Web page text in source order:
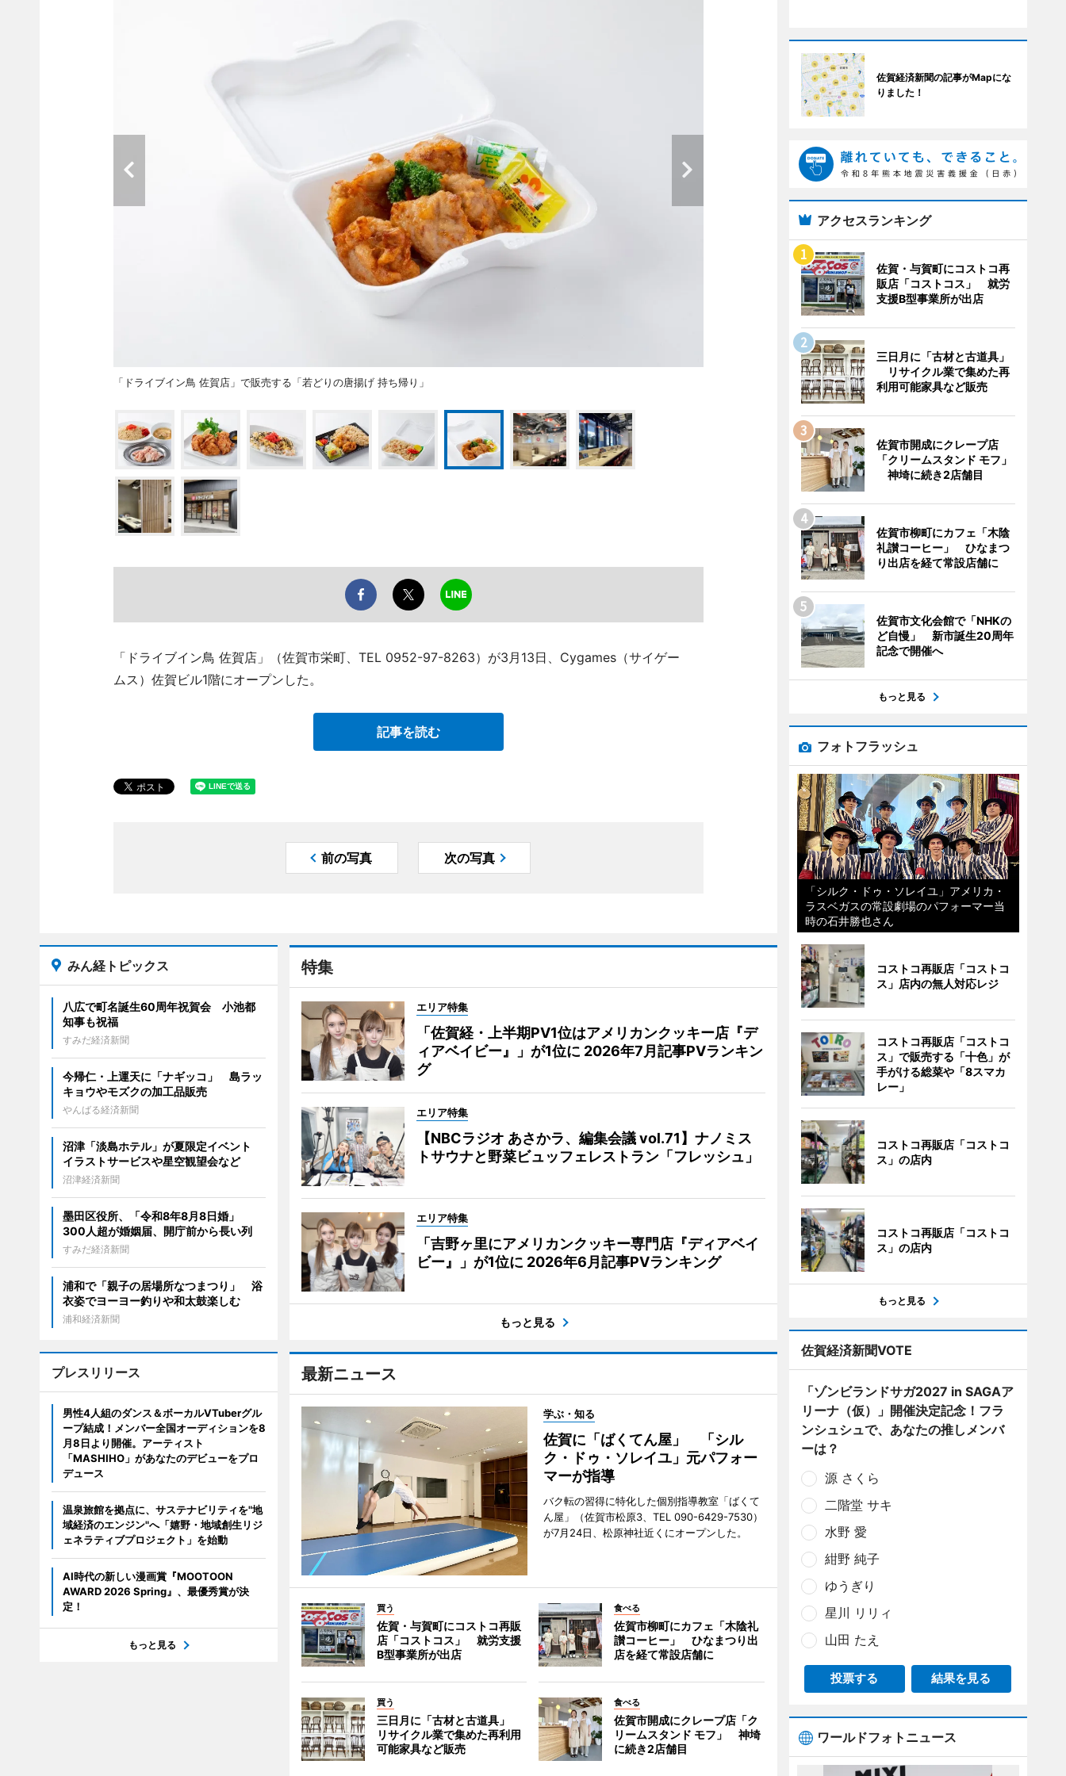
「ドライブイン鳥 佐賀店」で販売する「若どりの唐揚げ 持ち帰り」
「ドライブイン鳥 佐賀店」（佐賀市栄町、TEL 0952-97-8263）が3月13日、Cygames（サイゲー
ムス）佐賀ビル1階にオープンした。
記事を読む
前の写真 次の写真
特集
エリア特集
「佐賀経・上半期PV1位はアメリカンクッキー店『デ
ィアベイビー』」が1位に 2026年7月記事PVランキン
グ
エリア特集
【NBCラジオ あさかラ、編集会議 vol.71】ナノミス
トサウナと野菜ビュッフェレストラン「フレッシュ」
エリア特集
「吉野ヶ里にアメリカンクッキー専門店『ディアベイ
ビー』」が1位に 2026年6月記事PVランキング
もっと見る
最新ニュース
学ぶ・知る
佐賀に「ばくてん屋」 「シル
ク・ドゥ・ソレイユ」元パフォー
マーが指導
バク転の習得に特化した個別指導教室「ばくて
ん屋」（佐賀市松原3、TEL 090-6429-7530）
が7月24日、松原神社近くにオープンした。
買う
佐賀・与賀町にコストコ再販
店「コストコス」 就労支援
B型事業所が出店
食べる
佐賀市柳町にカフェ「木陰礼
讃コーヒー」 ひなまつり出
店を経て常設店舗に
買う
三日月に「古材と古道具」
リサイクル業で集めた再利用
可能家具など販売
食べる
佐賀市開成にクレープ店「ク
リームスタンド モフ」 神埼
に続き2店舗目
みん経トピックス
八広で町名誕生60周年祝賀会 小池都
知事も祝福
すみだ経済新聞
今帰仁・上運天に「ナギッコ」 島ラッ
キョウやモズクの加工品販売
やんばる経済新聞
沼津「淡島ホテル」が夏限定イベント
イラストサービスや星空観望会など
沼津経済新聞
墨田区役所、「令和8年8月8日婚」
300人超が婚姻届、開庁前から長い列
すみだ経済新聞
浦和で「親子の居場所なつまつり」 浴
衣姿でヨーヨー釣りや和太鼓楽しむ
浦和経済新聞
プレスリリース
男性4人組のダンス＆ボーカルVTuberグル
ープ結成！メンバー全国オーディションを8
月8日より開催。アーティスト
「MASHIHO」があなたのデビューをプロ
デュース
温泉旅館を拠点に、サステナビリティを"地
域経済のエンジン"へ「嬉野・地域創生リジ
ェネラティブプロジェクト」を始動
AI時代の新しい漫画賞『MOOTOON
AWARD 2026 Spring』、最優秀賞が決
定！
もっと見る
佐賀経済新聞の記事がMapにな
りました！
アクセスランキング
佐賀・与賀町にコストコ再
販店「コストコス」 就労
支援B型事業所が出店
三日月に「古材と古道具」
リサイクル業で集めた再
利用可能家具など販売
佐賀市開成にクレープ店
「クリームスタンド モフ」
神埼に続き2店舗目
佐賀市柳町にカフェ「木陰
礼讃コーヒー」 ひなまつ
り出店を経て常設店舗に
佐賀市文化会館で「NHKの
ど自慢」 新市誕生20周年
記念で開催へ
もっと見る
フォトフラッシュ
「シルク・ドゥ・ソレイユ」アメリカ・
ラスベガスの常設劇場のパフォーマー当
時の石井勝也さん
コストコ再販店「コストコ
ス」店内の無人対応レジ
コストコ再販店「コストコ
ス」で販売する「十色」が
手がける総菜や「8スマカ
レー」
コストコ再販店「コストコ
ス」の店内
コストコ再販店「コストコ
ス」の店内
もっと見る
佐賀経済新聞VOTE
「ゾンビランドサガ2027 in SAGAア
リーナ（仮）」開催決定記念！フラ
ンシュシュで、あなたの推しメンバ
ーは？
源 さくら
二階堂 サキ
水野 愛
紺野 純子
ゆうぎり
星川 リリィ
山田 たえ
投票する 結果を見る
ワールドフォトニュース